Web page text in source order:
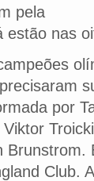
pela
estão nas
por
Club.